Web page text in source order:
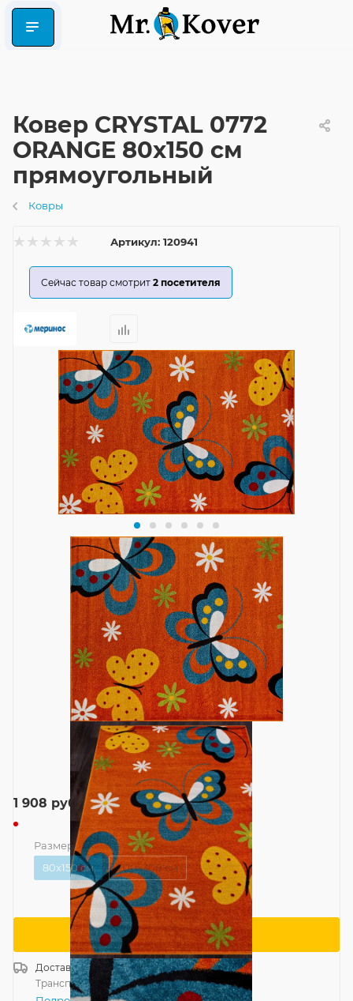
Ковер CRYSTAL 0772
ORANGE 80x150 см
прямоугольный
Ковры
Артикул: 120941
Сейчас товар смотрит 2 посетителя
1 908 руб.
Размер — 80x150 см
80x150 см
200x300 см
Сообщить о поступлении
ДоставкаРоссия
Транспортной компанией—бесплатно